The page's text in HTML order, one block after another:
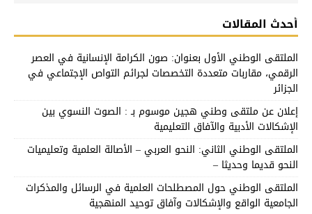
أحدث المقالات
الملتقى الوطني الأول بعنوان: صون الكرامة الإنسانية في العصر
الرقمي، مقاربات متعددة التخصصات لجرائم التواص الإجتماعي في
الجزائر
إعلان عن ملتقى وطني هجين موسوم بـ : الصوت النسوي بين
الإشكالات الأدبية والآفاق التعليمية
الملتقى الوطني الثاني: النحو العربي – الأصالة العلمية وتعليميات
النحو قديما وحديثا –
الملتقى الوطني حول المصطلحات العلمية في الرسائل والمذكرات
الجامعية الواقع والإشكالات وآفاق توحيد المنهجية